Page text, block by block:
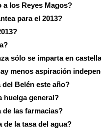
a los Reyes Magos?
para el 2013?
sólo se imparta en
menos aspiración
del Belén este año?
huelga general?
de las farmacias?
de la tasa del agua?